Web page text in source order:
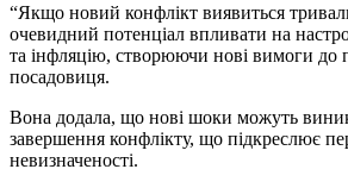
“Якщо новий конфлікт виявиться
очевидний потенціал впливати на
та інфляцію, створюючи нові вимоги до
посадовиця.
Вона додала, що нові шоки можуть
завершення конфлікту, що підкреслює
невизначеності.